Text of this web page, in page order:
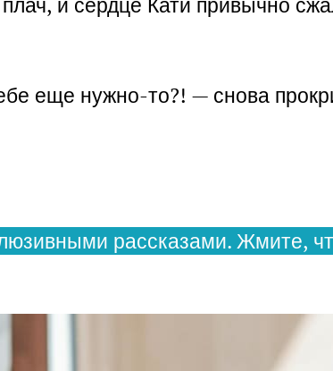
еще нужно-то?! — снова
рассказами. Жмите,